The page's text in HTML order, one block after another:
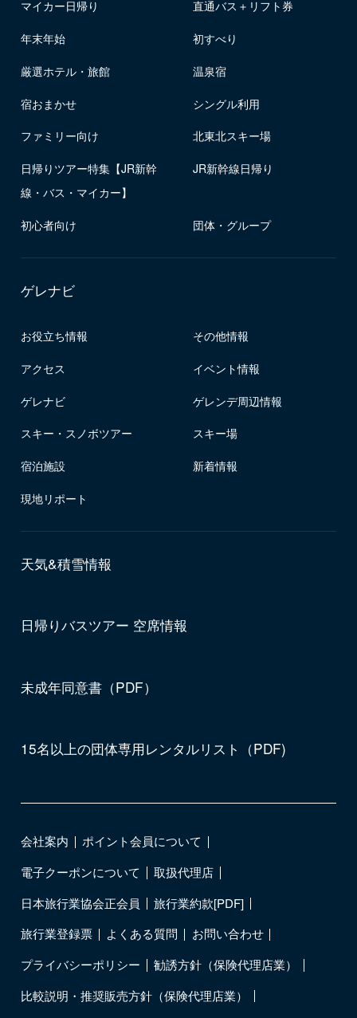
マイカー日帰り 直通バス＋リフト券
年末年始 初すべり
厳選ホテル・旅館 温泉宿
宿おまかせ シングル利用
ファミリー向け 北東北スキー場
日帰りツアー特集【JR新幹
線・バス・マイカー】
JR新幹線日帰り
初心者向け 団体・グループ
ゲレナビ
お役立ち情報 その他情報
アクセス イベント情報
ゲレナビ ゲレンデ周辺情報
スキー・スノボツアー スキー場
宿泊施設 新着情報
現地リポート
天気&積雪情報
日帰りバスツアー 空席情報
未成年同意書（PDF）
15名以上の団体専用レンタルリスト（PDF)
会社案内
ポイント会員について
電子クーポンについて
取扱代理店
日本旅行業協会正会員
旅行業約款[PDF]
旅行業登録票
よくある質問
お問い合わせ
プライバシーポリシー
勧誘方針（保険代理店業）
比較説明・推奨販売方針（保険代理店業）